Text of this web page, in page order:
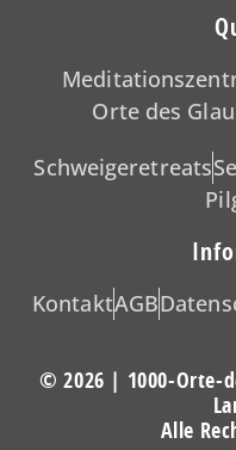
Orte des
Schweigeretreats
KontaktAGB
© 2026 | 1000-Orte-
Alle